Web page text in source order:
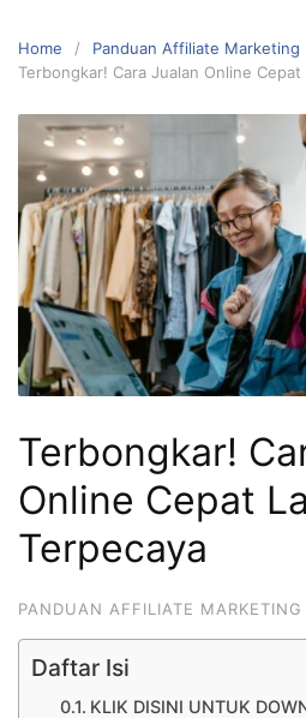
Home
Panduan Affiliate Marketing
Terbongkar! Cara Jualan Online
Terbongkar!
Online Cepat
Terpecaya
PANDUAN AFFILIATE MARKETING
Daftar Isi
KLIK DISINI UNTUK